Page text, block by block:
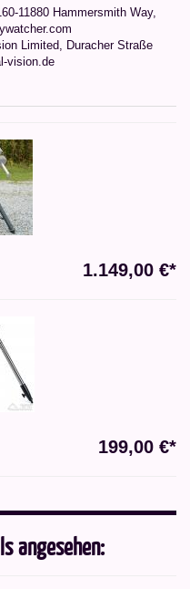
11880 Hammersmith Way,
Limited, Duracher Straße
vision.de
1.149,00 €*
199,00 €*
angesehen: